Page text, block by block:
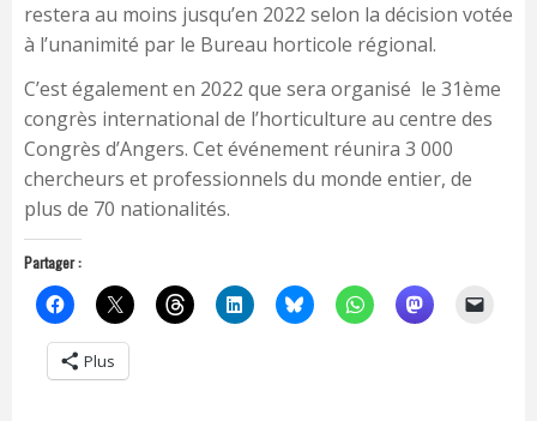
restera au moins jusqu’en 2022 selon la décision votée
à l’unanimité par le Bureau horticole régional.
C’est également en 2022 que sera organisé le 31ème
congrès international de l’horticulture au centre des
Congrès d’Angers. Cet événement réunira 3 000
chercheurs et professionnels du monde entier, de
plus de 70 nationalités.
Partager :
Plus